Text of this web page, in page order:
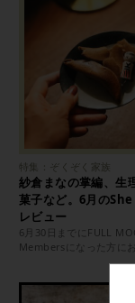
特集：ぞくぞく家族
紗倉まなの掌編、生
菓子など。6月の
レビュー
6月30日までにFULL
Membersになった方にお